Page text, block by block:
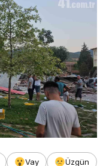
Vay Üzgün